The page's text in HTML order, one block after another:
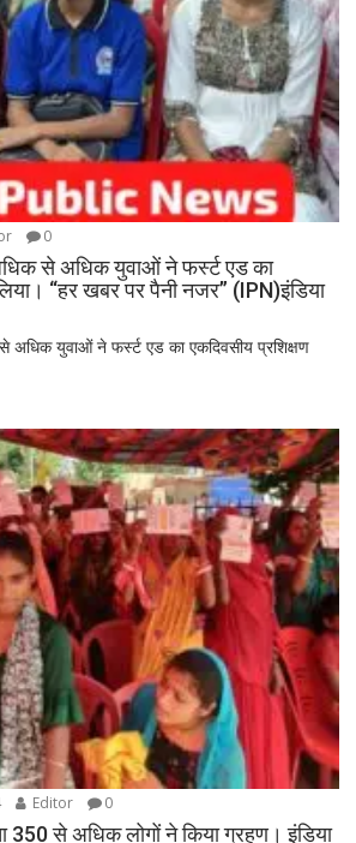
0
से अधिक युवाओं ने फर्स्ट एड का
“हर खबर पर पैनी नजर” (IPN)इंडिया
अधिक युवाओं ने फर्स्ट एड का एकदिवसीय प्रशिक्षण
Editor 0
से अधिक लोगों ने किया ग्रहण। इंडिया